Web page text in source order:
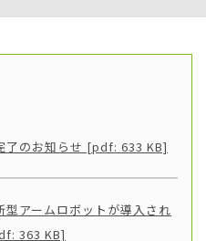
了のお知らせ [pdf: 633 KB]
型アームロボットが導入され
363 KB]